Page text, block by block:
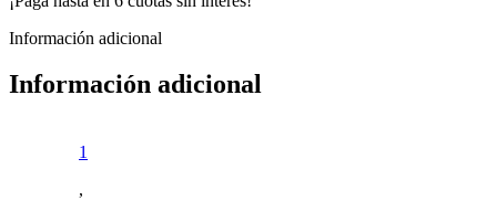
Información adicional
Información adicional
1
,